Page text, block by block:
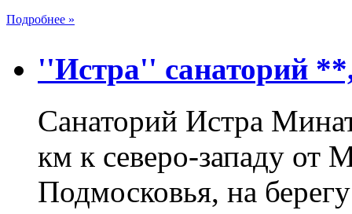
Подробнее »
''Истра'' санаторий
Санаторий Истра
км к северо-западу от
Подмосковья, на